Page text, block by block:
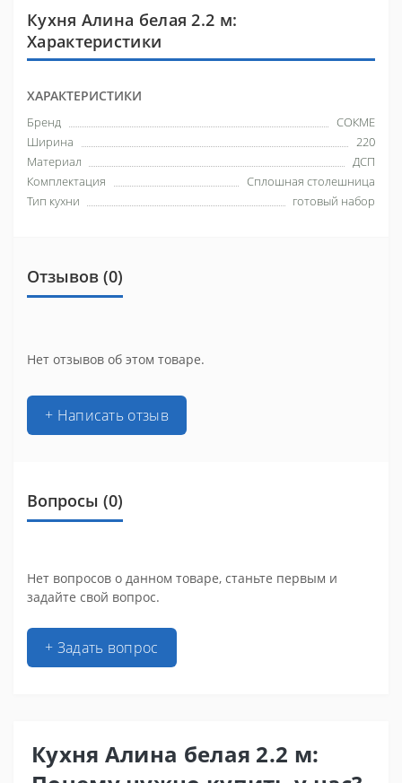
Кухня Алина белая 2.2 м:
Характеристики
ХАРАКТЕРИСТИКИ
Бренд
СОКМЕ
Ширина
220
Материал
ДСП
Комплектация
Сплошная столешница
Тип кухни
готовый набор
Отзывов (0)
Нет отзывов об этом товаре.
+ Написать отзыв
Вопросы (0)
Нет вопросов о данном товаре, станьте первым и
задайте свой вопрос.
+ Задать вопрос
Кухня Алина белая 2.2 м: